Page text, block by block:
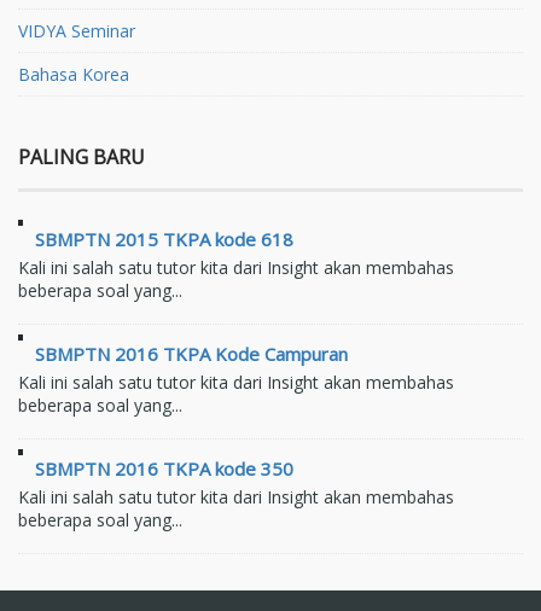
VIDYA Seminar
Bahasa Korea
PALING BARU
SBMPTN 2015 TKPA kode 618
Kali ini salah satu tutor kita dari Insight akan membahas
beberapa soal yang...
SBMPTN 2016 TKPA Kode Campuran
Kali ini salah satu tutor kita dari Insight akan membahas
beberapa soal yang...
SBMPTN 2016 TKPA kode 350
Kali ini salah satu tutor kita dari Insight akan membahas
beberapa soal yang...